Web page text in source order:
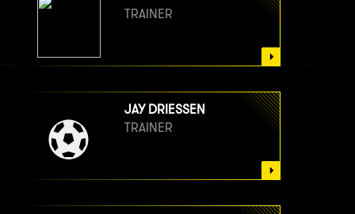
TRAINER
JAY DRIESSEN
TRAINER